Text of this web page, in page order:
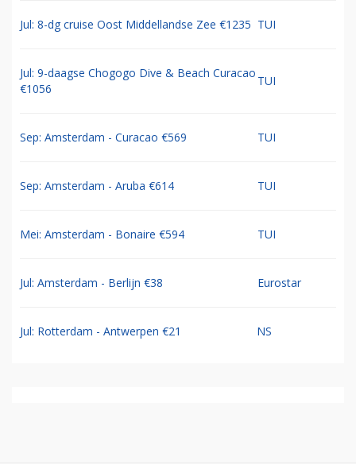
Jul: 8-dg cruise Oost Middellandse Zee €1235 TUI
Jul: 9-daagse Chogogo Dive & Beach Curacao
€1056
TUI
Sep: Amsterdam - Curacao €569 TUI
Sep: Amsterdam - Aruba €614 TUI
Mei: Amsterdam - Bonaire €594 TUI
Jul: Amsterdam - Berlijn €38 Eurostar
Jul: Rotterdam - Antwerpen €21 NS